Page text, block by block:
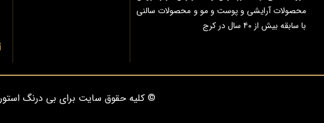
محصولات آرایشی و پوست و مو و محصولات سالنی
با سابقه بیش از ۴۰ سال در کرج
© کلیه حقوق سایت برای بی درنگ